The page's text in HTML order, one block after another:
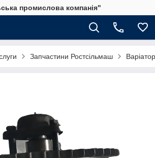
промислова компанія"
Запчастини Ростсільмаш